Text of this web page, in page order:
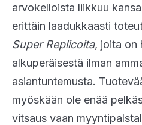
arvokelloista liikkuu
erittäin laadukkaasti
Super Replicoita, joita on
alkuperäisestä ilman
asiantuntemusta.
myöskään ole enää
vitsaus vaan